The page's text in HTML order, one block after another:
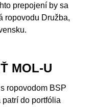
prepojení by sa
ropovodu Družba,
MOL-U
ropovodom BSP
do portfólia